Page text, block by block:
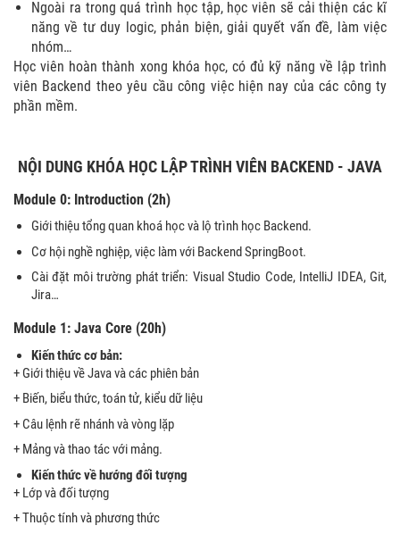
Ngoài ra trong quá trình học tập, học viên sẽ cải thiện các kĩ
năng về tư duy logic, phản biện, giải quyết vấn đề, làm việc
nhóm…
Học viên hoàn thành xong khóa học, có đủ kỹ năng về lập trình
viên Backend theo yêu cầu công việc hiện nay của các công ty
phần mềm.
NỘI DUNG KHÓA HỌC LẬP TRÌNH VIÊN BACKEND - JAVA
Module 0: Introduction (2h)
Giới thiệu tổng quan khoá học và lộ trình học Backend.
Cơ hội nghề nghiệp, việc làm với Backend SpringBoot.
Cài đặt môi trường phát triển: Visual Studio Code, IntelliJ IDEA, Git,
Jira…
Module 1: Java Core (20h)
Kiến thức cơ bản:
+ Giới thiệu về Java và các phiên bản
+ Biến, biểu thức, toán tử, kiểu dữ liệu
+ Câu lệnh rẽ nhánh và vòng lặp
+ Mảng và thao tác với mảng.
Kiến thức về hướng đối tượng
+ Lớp và đối tượng
+ Thuộc tính và phương thức